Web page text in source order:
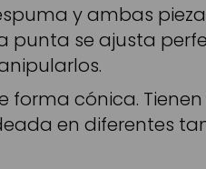
y ambas
se ajusta
forma cónica.
en diferentes